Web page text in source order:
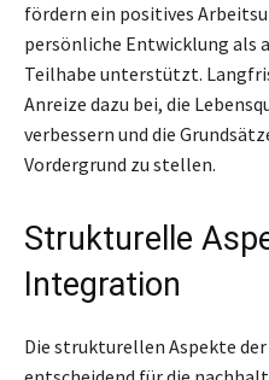
fördern ein positives
persönliche Entwicklung als
Teilhabe unterstützt.
Anreize dazu bei, die
verbessern und die
Vordergrund zu stellen.
Strukturelle
Integration
Die strukturellen Aspekte